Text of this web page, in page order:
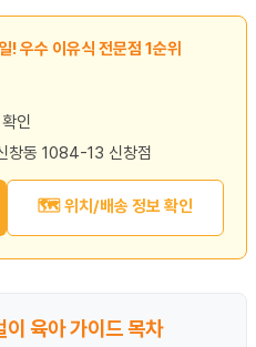
! 우수 이유식 전문점 1순위
인
창동 1084-13 신창점
🗺️ 위치/배송 정보 확인
육아 가이드 목차